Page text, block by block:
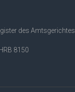
des Amtsgerichtes
8150